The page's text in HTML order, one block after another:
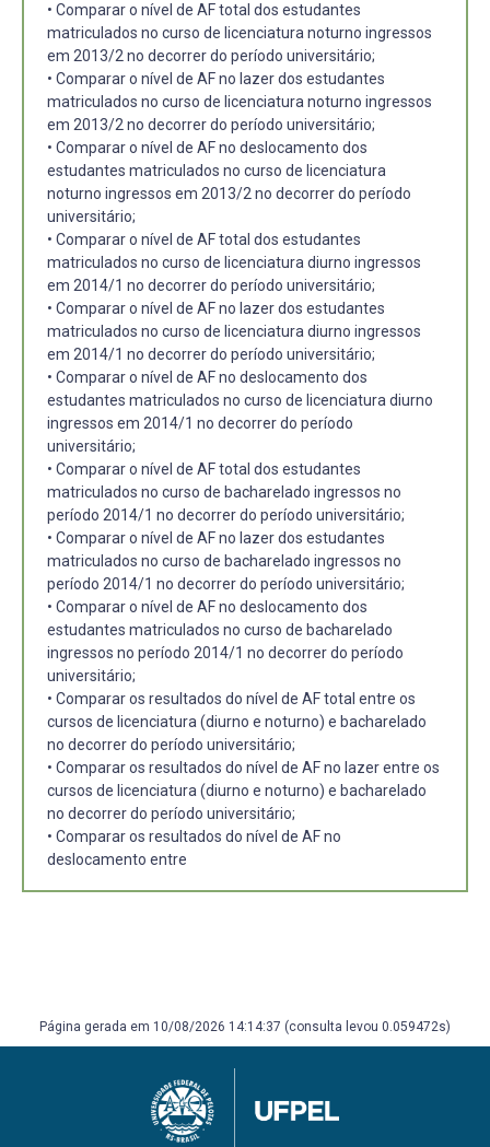
• Comparar o nível de AF total dos estudantes
matriculados no curso de licenciatura noturno ingressos
em 2013/2 no decorrer do período universitário;
• Comparar o nível de AF no lazer dos estudantes
matriculados no curso de licenciatura noturno ingressos
em 2013/2 no decorrer do período universitário;
• Comparar o nível de AF no deslocamento dos
estudantes matriculados no curso de licenciatura
noturno ingressos em 2013/2 no decorrer do período
universitário;
• Comparar o nível de AF total dos estudantes
matriculados no curso de licenciatura diurno ingressos
em 2014/1 no decorrer do período universitário;
• Comparar o nível de AF no lazer dos estudantes
matriculados no curso de licenciatura diurno ingressos
em 2014/1 no decorrer do período universitário;
• Comparar o nível de AF no deslocamento dos
estudantes matriculados no curso de licenciatura diurno
ingressos em 2014/1 no decorrer do período
universitário;
• Comparar o nível de AF total dos estudantes
matriculados no curso de bacharelado ingressos no
período 2014/1 no decorrer do período universitário;
• Comparar o nível de AF no lazer dos estudantes
matriculados no curso de bacharelado ingressos no
período 2014/1 no decorrer do período universitário;
• Comparar o nível de AF no deslocamento dos
estudantes matriculados no curso de bacharelado
ingressos no período 2014/1 no decorrer do período
universitário;
• Comparar os resultados do nível de AF total entre os
cursos de licenciatura (diurno e noturno) e bacharelado
no decorrer do período universitário;
• Comparar os resultados do nível de AF no lazer entre os
cursos de licenciatura (diurno e noturno) e bacharelado
no decorrer do período universitário;
• Comparar os resultados do nível de AF no
deslocamento entre
Página gerada em 10/08/2026 14:14:37 (consulta levou 0.059472s)